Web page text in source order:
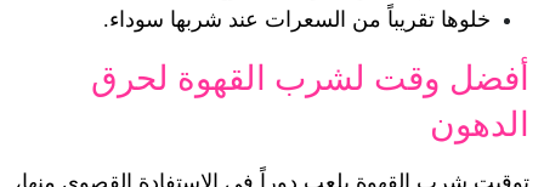
خلوها تقريباً من السعرات عند شربها سوداء.
الدهون